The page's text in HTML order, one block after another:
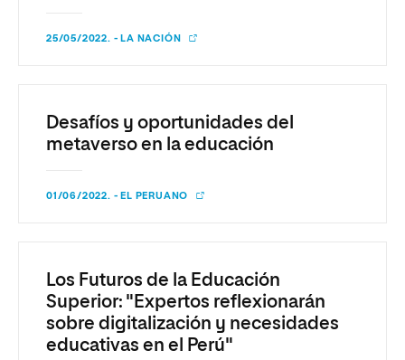
25/05/2022. - LA NACIÓN
Desafíos y oportunidades del
metaverso en la educación
01/06/2022. - EL PERUANO
Los Futuros de la Educación
Superior: "Expertos reflexionarán
sobre digitalización y necesidades
educativas en el Perú"